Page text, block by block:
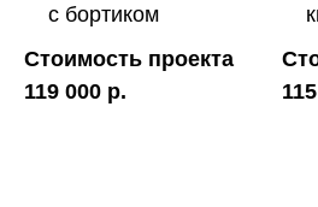
с бортиком
Стоимость проекта
119 000 р.